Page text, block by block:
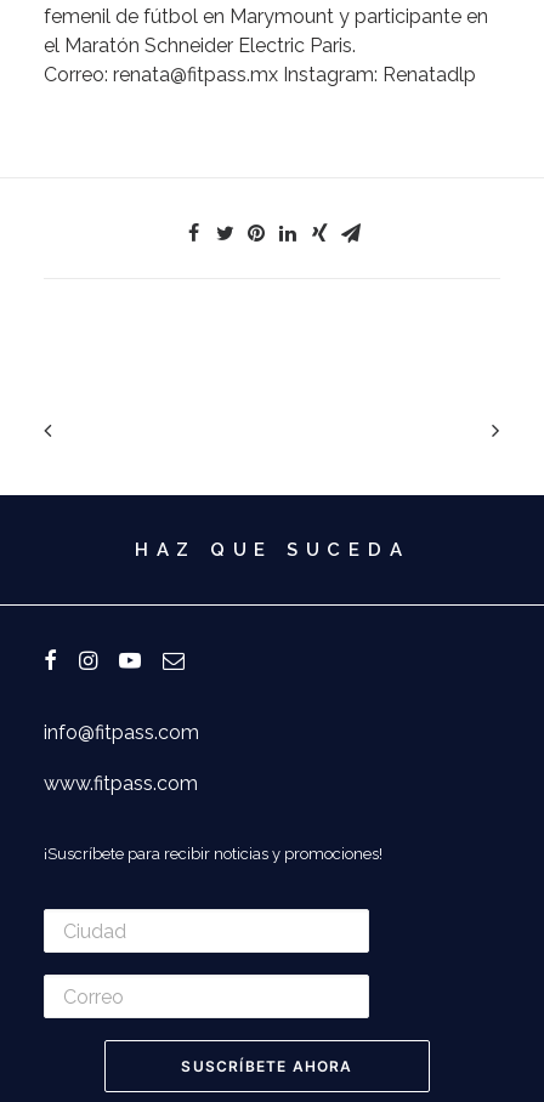
femenil de fútbol en Marymount y participante en
el Maratón Schneider Electric Paris.
Correo: renata@fitpass.mx Instagram: Renatadlp
HAZ QUE SUCEDA
info@fitpass.com
www.fitpass.com
¡Suscríbete para recibir noticias y promociones!